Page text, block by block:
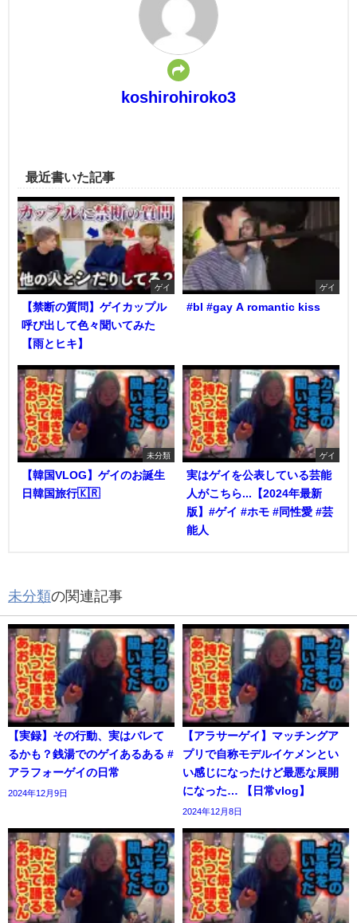
koshirohiroko3
最近書いた記事
ゲイ
【禁断の質問】ゲイカップル
呼び出して色々聞いてみた
【雨とヒキ】
ゲイ
#bl #gay A romantic kiss
未分類
【韓国VLOG】ゲイのお誕生
日韓国旅行🇰🇷
ゲイ
実はゲイを公表している芸能
人がこちら...【2024年最新
版】#ゲイ #ホモ #同性愛 #芸
能人
未分類の関連記事
【実録】その行動、実はバレて
るかも？銭湯でのゲイあるある #
アラフォーゲイの日常
2024年12月9日
【アラサーゲイ】マッチングア
プリで自称モデルイケメンとい
い感じになったけど最悪な展開
になった… 【日常vlog】
2024年12月8日